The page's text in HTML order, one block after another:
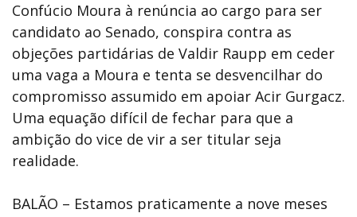
Confúcio Moura à renúncia ao cargo para ser
candidato ao Senado, conspira contra as
objeções partidárias de Valdir Raupp em ceder
uma vaga a Moura e tenta se desvencilhar do
compromisso assumido em apoiar Acir Gurgacz.
Uma equação difícil de fechar para que a
ambição do vice de vir a ser titular seja
realidade.
BALÃO – Estamos praticamente a nove meses